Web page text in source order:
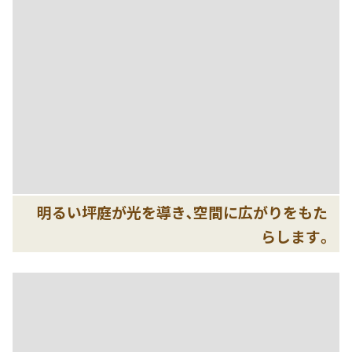
明るい坪庭が光を導き､空間に広がりをもた
らします｡